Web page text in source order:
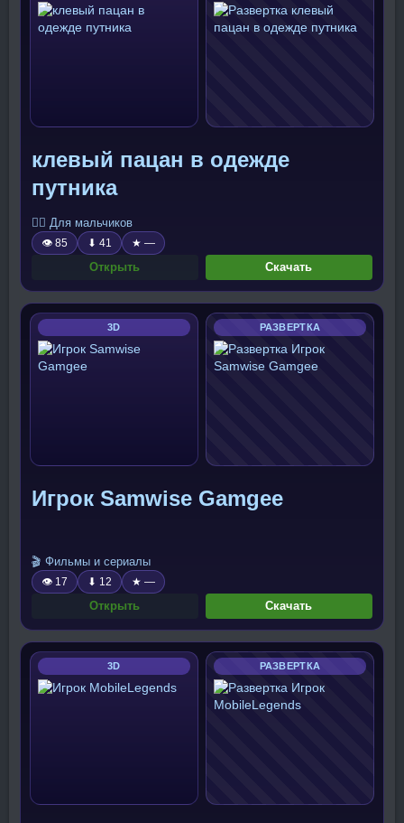
клевый пацан в одежде
путника
🧍‍♂️ Для мальчиков
👁 85 ⬇ 41 ★ —
Открыть Скачать
3D РАЗВЕРТКА
Игрок Samwise Gamgee
🎬 Фильмы и сериалы
👁 17 ⬇ 12 ★ —
Открыть Скачать
3D РАЗВЕРТКА